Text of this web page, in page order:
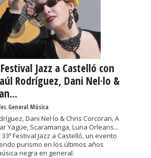
Jazz a Castelló con
Rodríguez, Dani Nel·lo &
,General,Música
Dani Nel·lo & Chris Corcoran, A
Yagüe, Scaramanga, Luna Orleans...
Festival Jazz a Castelló, un evento
purismo en los últimos años
negra en general.